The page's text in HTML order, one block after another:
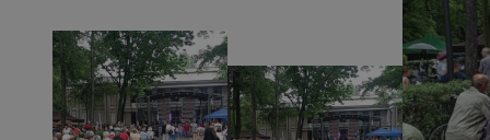
_ga_DEDM2KCVWQ
_ga